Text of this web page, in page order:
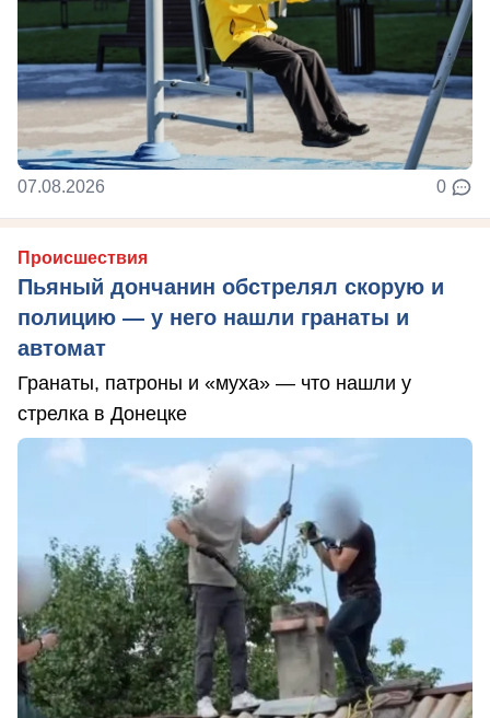
07.08.2026 0
Происшествия
Пьяный дончанин обстрелял скорую и
полицию — у него нашли гранаты и
автомат
Гранаты, патроны и «муха» — что нашли у
стрелка в Донецке